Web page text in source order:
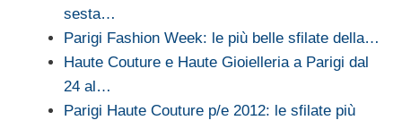
sesta…
Parigi Fashion Week: le più belle sfilate della…
Haute Couture e Haute Gioielleria a Parigi dal
24 al…
Parigi Haute Couture p/e 2012: le sfilate più